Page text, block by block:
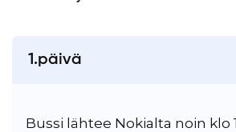
1.päivä
Bussi lähtee Nokialta noin klo